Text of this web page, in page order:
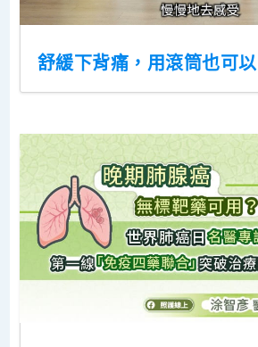
舒緩下背痛，用滾筒也可以